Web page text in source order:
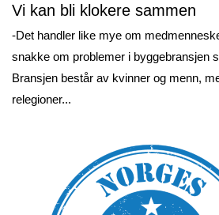
Vi kan bli klokere sammen
-Det handler like mye om
snakke om problemer i byggebransjen
Bransjen består av kvinner og menn,
relegioner...